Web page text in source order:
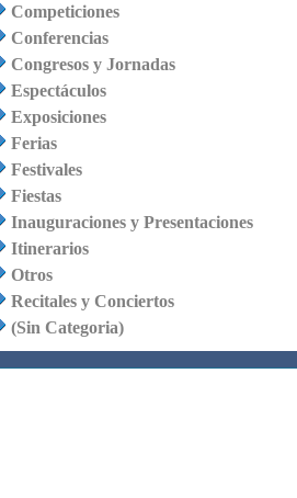
Competiciones
Conferencias
Congresos y Jornadas
Espectáculos
Exposiciones
Ferias
Festivales
Fiestas
Inauguraciones y Presentaciones
Itinerarios
Otros
Recitales y Conciertos
(Sin Categoria)